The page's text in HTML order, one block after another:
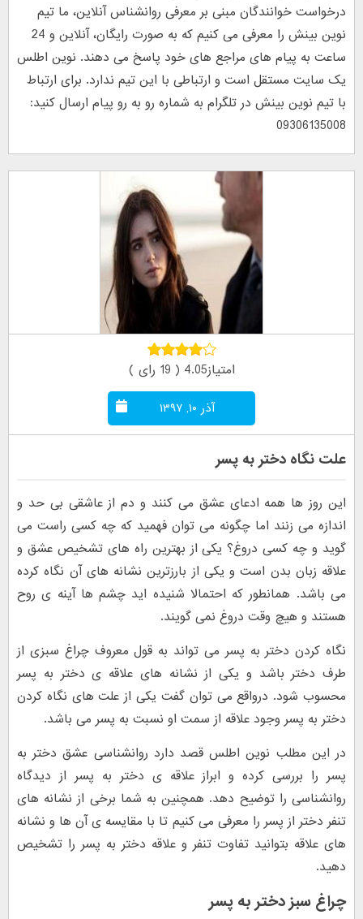
درخواست خوانندگان مبنی بر معرفی روانشناس آنلاین، ما تیم
نوین بینش را معرفی می کنیم که به صورت رایگان، آنلاین و 24
ساعت به پیام های مراجع های خود پاسخ می دهند. نوین اطلس
یک سایت مستقل است و ارتباطی با این تیم ندارد. برای ارتباط
با تیم نوین بینش در تلگرام به شماره رو به رو پیام ارسال کنید:
09306135008
امتیاز4.05 ( 19 رای )
آذر ۱۰, ۱۳۹۷
علت نگاه دختر به پسر
این روز ها همه ادعای عشق می کنند و دم از عاشقی بی حد و
اندازه می زنند اما چگونه می توان فهمید که چه کسی راست می
گوید و چه کسی دروغ؟ یکی از بهترین راه های تشخیص عشق و
علاقه زبان بدن است و یکی از بارزترین نشانه های آن نگاه کرده
می باشد. همانطور که احتمالا شنیده اید چشم ها آینه ی روح
هستند و هیچ وقت دروغ نمی گویند.
نگاه کردن دختر به پسر می تواند به قول معروف چراغ سبزی از
طرف دختر باشد و یکی از نشانه های علاقه ی دختر به پسر
محسوب شود. درواقع می توان گفت یکی از علت های نگاه کردن
دختر به پسر وجود علاقه از سمت او نسبت به پسر می باشد.
در این مطلب نوین اطلس قصد دارد روانشناسی عشق دختر به
پسر را بررسی کرده و ابراز علاقه ی دختر به پسر از دیدگاه
روانشناسی را توضیح دهد. همچنین به شما برخی از نشانه های
تنفر دختر از پسر را معرفی می کنیم تا با مقایسه ی آن ها و نشانه
های علاقه بتوانید تفاوت تنفر و علاقه دختر به پسر را تشخیص
دهید.
چراغ سبز دختر به پسر